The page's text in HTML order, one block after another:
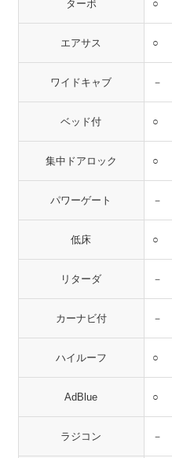
ターボ ○
エアサス ○
ワイドキャブ －
ベッド付 ○
集中ドアロック ○
パワーゲート －
低床 ○
リターダ －
カーナビ付 －
ハイルーフ ○
AdBlue ○
ラジコン －